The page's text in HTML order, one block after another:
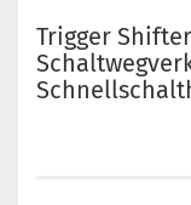
Trigger